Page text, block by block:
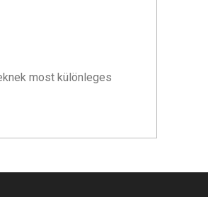
most különleges